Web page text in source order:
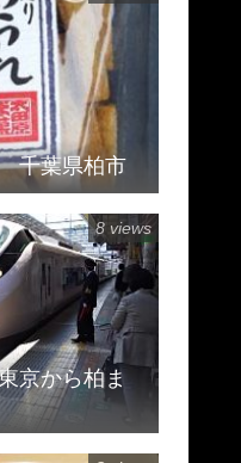
千葉県柏市
京から柏ま
8 views